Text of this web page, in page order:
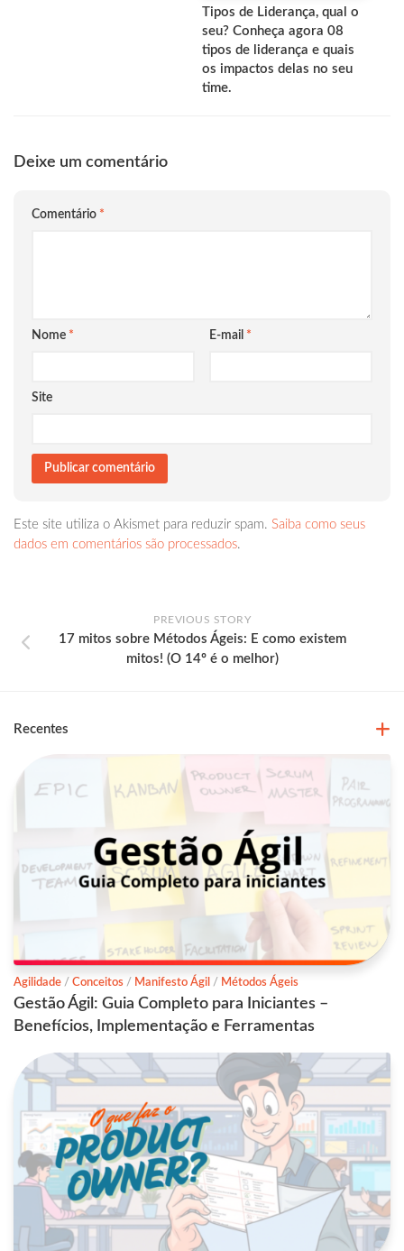
Tipos de Liderança, qual o
seu? Conheça agora 08
tipos de liderança e quais
os impactos delas no seu
time.
Deixe um comentário
Comentário *
Nome * E-mail *
Site
Este site utiliza o Akismet para reduzir spam. Saiba como seus
dados em comentários são processados.
PREVIOUS STORY
17 mitos sobre Métodos Ágeis: E como existem
mitos! (O 14º é o melhor)
Recentes
Agilidade / Conceitos / Manifesto Ágil / Métodos Ágeis
Gestão Ágil: Guia Completo para Iniciantes –
Benefícios, Implementação e Ferramentas